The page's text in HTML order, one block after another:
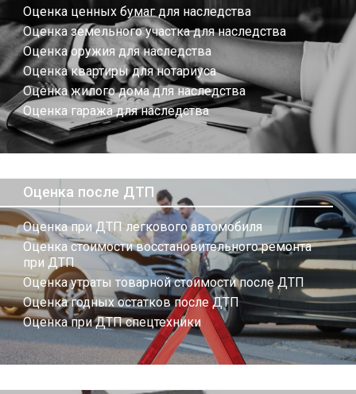
Оценка ценных бумаг для наследства
Оценка земельного участка для наследства
Оценка оружия для наследства
Оценка квартиры для нотариуса
Оценка жилого дома для наследства
Оценка гаража для наследства
Оценка после ДТП
Оценка при ДТП легкового автомобиля
Оценка стоимости восстановительного ремонта
при ДТП
Оценка утраты товарной стоимости после ДТП
Оценка годных остатков после ДТП
Оценка при ДТП спецтехники